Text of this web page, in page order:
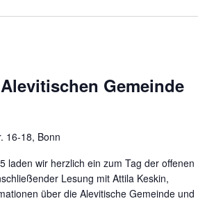
Gemeinde
16-18, Bonn
laden wir herzlich ein zum Tag der offenen
Lesung mit Attila Keskin,
über die Alevitische Gemeinde und